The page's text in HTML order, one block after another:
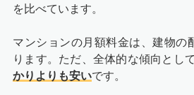
を比べています。
マンションの月額料金は、建物の
ります。ただ、全体的な傾向とし
かりよりも安いです。